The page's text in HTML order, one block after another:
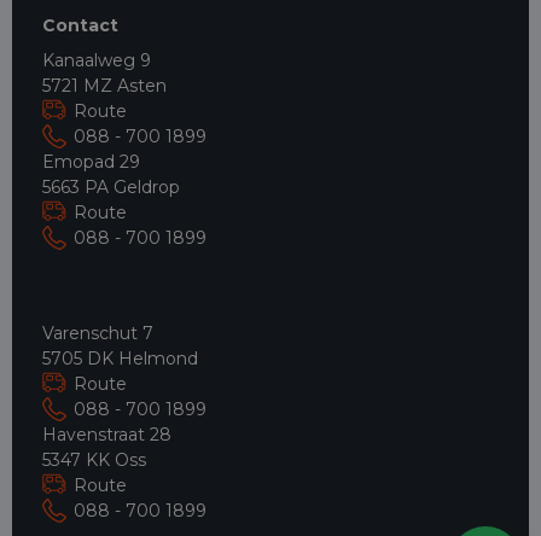
Contact
Kanaalweg 9
5721 MZ Asten
Route
088 - 700 1899
Emopad 29
5663 PA Geldrop
Route
088 - 700 1899
Varenschut 7
5705 DK Helmond
Route
088 - 700 1899
Havenstraat 28
5347 KK Oss
Route
088 - 700 1899